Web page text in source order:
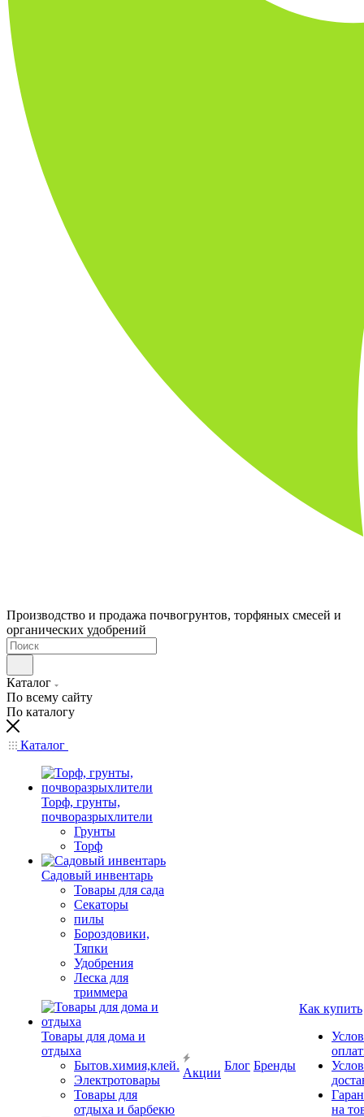
Производство и продажа почвогрунтов, торфяных смесей и
органических удобрений
Каталог
По всему сайту
По каталогу
Каталог
Торф, грунты,
почворазрыхлители
Грунты
Торф
Садовый инвентарь
Товары для сада
Секаторы
пилы
Бороздовики,
Тяпки
Удобрения
Леска для
триммера
Товары для дома и
отдыха
Бытов.химия,клей.
Электротовары
Товары для
отдыха и барбекю
Акции
Блог Бренды
Как купить
на